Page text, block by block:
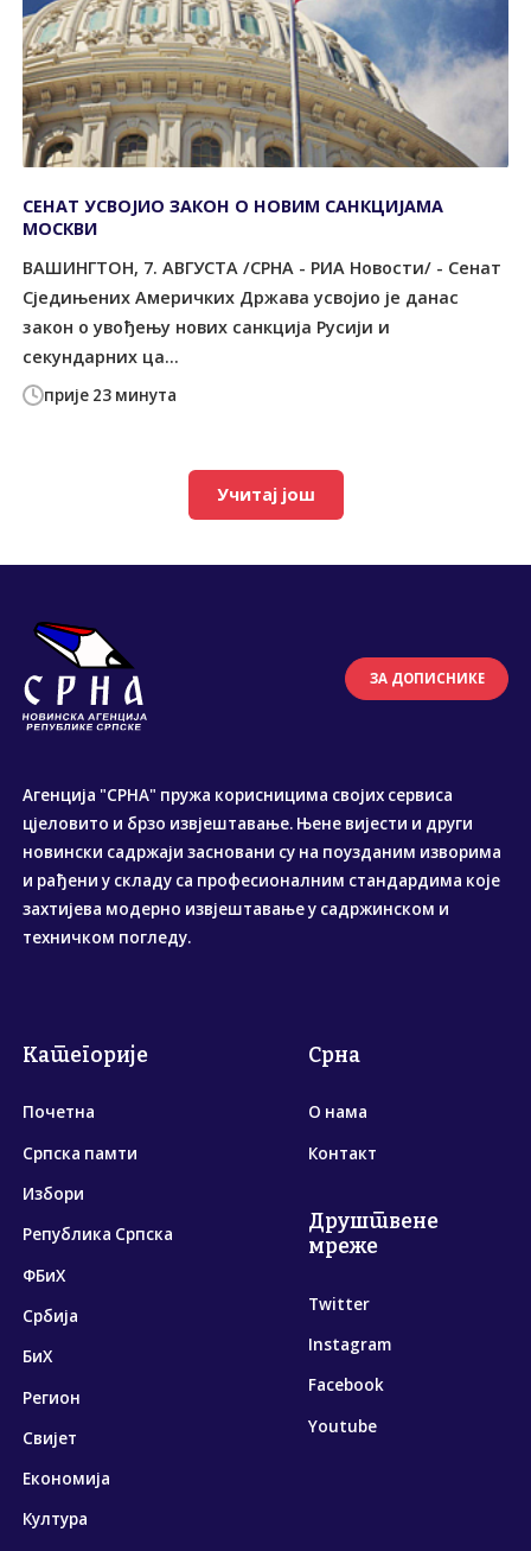
прије 23 минута
СЕНАТ УСВОЈИО ЗАКОН О НОВИМ САНКЦИЈАМА
МОСКВИ
ВАШИНГТОН, 7. АВГУСТА /СРНА - РИА Новости/ - Сенат
Сједињених Америчких Држава усвојио је данас
закон о увођењу нових санкција Русији и
секундарних ца...
Учитај још
ЗА ДОПИСНИКЕ
Агенција "СРНА" пружа корисницима својих сервиса
цјеловито и брзо извјештавање. Њене вијести и други
новински садржаји засновани су на поузданим изворима
и рађени у складу са професионалним стандардима које
захтијева модерно извјештавање у садржинском и
техничком погледу.
Категорије
Почетна
Српска памти
Избори
Република Српска
ФБиХ
Србија
БиХ
Регион
Свијет
Економија
Култура
Срна
О нама
Контакт
Друштвене
мреже
Twitter
Instagram
Facebook
Youtube